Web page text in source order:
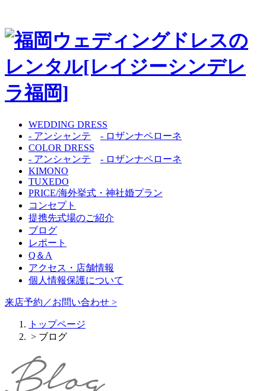
WEDDING DRESS
- アンシャンテ
- ロザンナペローネ
COLOR DRESS
- アンシャンテ
- ロザンナペローネ
KIMONO
TUXEDO
PRICE/海外挙式・神社婚プラン
コンセプト
提携先式場のご紹介
ブログ
レポート
Q＆A
アクセス・店舗情報
個人情報保護について
来店予約／お問い合わせ >
トップページ
> ブログ